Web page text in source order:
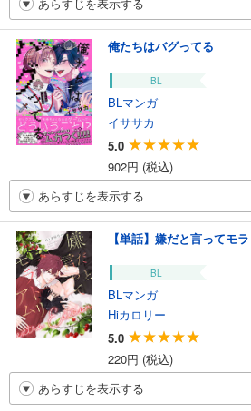
俺たちはバグってる
BL
BLマンガ
イササカ
5.0
902円 (税込)
あらすじを表示する
【単話】嫌だと言ってモ
BL
BLマンガ
Hiカロリー
5.0
220円 (税込)
あらすじを表示する